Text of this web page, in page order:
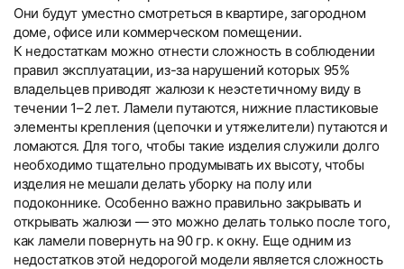
Они будут уместно смотреться в квартире, загородном
доме, офисе или коммерческом помещении.
К недостаткам можно отнести сложность в соблюдении
правил эксплуатации, из-за нарушений которых 95%
владельцев приводят жалюзи к неэстетичному виду в
течении 1–2 лет. Ламели путаются, нижние пластиковые
элементы крепления (цепочки и утяжелители) путаются и
ломаются. Для того, чтобы такие изделия служили долго
необходимо тщательно продумывать их высоту, чтобы
изделия не мешали делать уборку на полу или
подоконнике. Особенно важно правильно закрывать и
открывать жалюзи — это можно делать только после того,
как ламели повернуть на 90 гр. к окну. Еще одним из
недостатков этой недорогой модели является сложность